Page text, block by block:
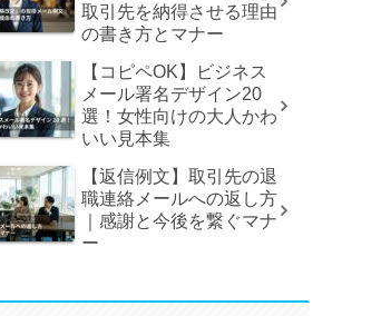
取引先を納得させる理由
の書き方とマナー
【コピペOK】ビジネス
メール署名デザイン20
選！女性向けの大人かわ
いい見本集
【返信例文】取引先の退
職連絡メールへの返し方
｜感謝と今後を繋ぐマナ
ー